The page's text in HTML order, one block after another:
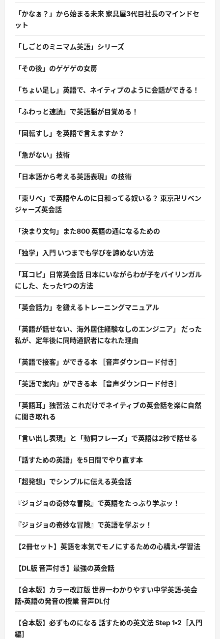
「かなぁ？」から始まる未来 家具屋3代目社長のマインドセ
ット
「しごとのミニマム英語」シリーズ
「その後」のゲゲゲの女房
「ちょい足し」英語で、ネイティブのように会話ができる！
「ふわっと速読」で英語脳が目覚める！
「回転すし」を英語で言えますか？
「急がない」技術
「日本語から考える英語表現」の技術
「東リベ」で英語やんのに日和ってる奴いる？ 東京卍リベン
ジャーズ英会話
「決まり文句」また800 英語の通になるための
「独学」入門 いつまでも学びを諦めない方法
「耳コピ」日常英会話 日本にいながらわが子をバイリンガル
にした、たった1つの方法
「英会話力」を鍛えるトレーニングマニュアル
「英語が話せない、海外居住経験なしのエンジニア」 だった
私が、定年後に同時通訳者になれた理由
「英語で接客」ができる本 ［音声ダウンロード付き］
「英語で案内」ができる本 ［音声ダウンロード付き］
「英語耳」独習法 これだけでネイティブの英会話を楽に自然
に聞き取れる
「言い出し表現」と「動詞フレーズ」で英語は2秒で話せる
「話すための英語」を5日間でやり直す本
「超発想」でシンプルに伝える英会話
『ジョジョの奇妙な冒険』で英語をたっぷり学ぶッ！
『ジョジョの奇妙な冒険』で英語を学ぶッ！
【2冊セット】英語を本気でモノにするための心構え・学習法
【DL版 音声付き】最強の英会話
【合本版】カラー改訂版 世界一わかりやすい中学英語・英会
話・英語の発音の授業 音声DL付
【合本版】必ずものになる 話すための英文法 Step 1・2［入門
編］